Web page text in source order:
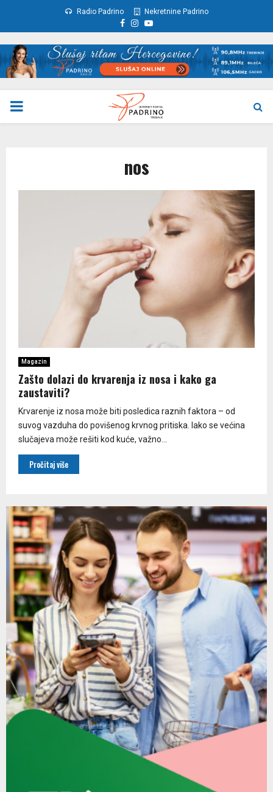
Radio Padrino Nekretnine Padrino
Facebook
Instagram
Youtube
PRIMARY
nos
Magazin
Zašto dolazi do krvarenja iz nosa i kako ga
zaustaviti?
Krvarenje iz nosa može biti posledica raznih faktora – od
suvog vazduha do povišenog krvnog pritiska. Iako se većina
slučajeva može rešiti kod kuće, važno...
Pročitaj više